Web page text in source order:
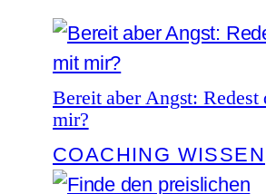
Bereit aber Angst: Redest
mir?
COACHING WISSEN